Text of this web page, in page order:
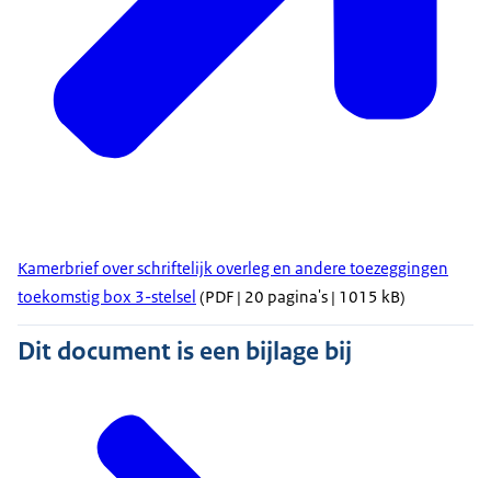
Kamerbrief over schriftelijk overleg en andere toezeggingen
toekomstig box 3-stelsel (PDF | 20 pagina's | 1015 kB)
Dit document is een bijlage bij